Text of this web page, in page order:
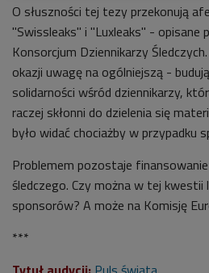
O słuszności tej tezy przekonują
"Swissleaks" i "Luxleaks" - opisane
Konsorcjum Dziennikarzy
okazji uwagę na ogólniejszą -
solidarności wśród dziennikarzy,
raczej skłonni do dzielenia się
było widać chociażby w przypadku
Problemem pozostaje
śledczego. Czy można w tej kwestii
sponsorów? A może na Komisję
***